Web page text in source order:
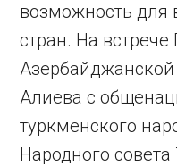
возможность для
стран. На
Алиева с
туркменского
Народного